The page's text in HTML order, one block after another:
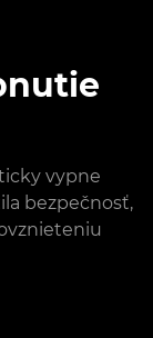
vypne
bezpečnosť,